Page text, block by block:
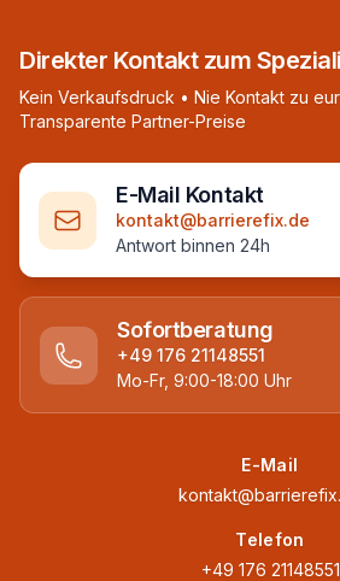
Direkter Kontakt zum
Kein Verkaufsdruck • Nie Kontakt zu
Transparente Partner-Preise
E-Mail Kontakt
kontakt@barrierefix.de
Antwort binnen 24h
Sofortberatung
+49 176 21148551
Mo-Fr, 9:00-18:00 Uhr
E-Mail
Telefon
+49 176 21148551